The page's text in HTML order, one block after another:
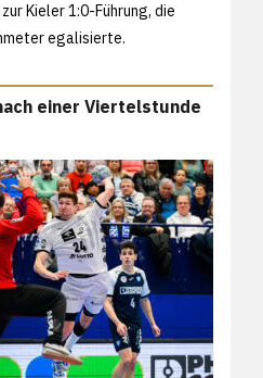
Kieler 1:0-Führung, die
egalisierte.
einer Viertelstunde